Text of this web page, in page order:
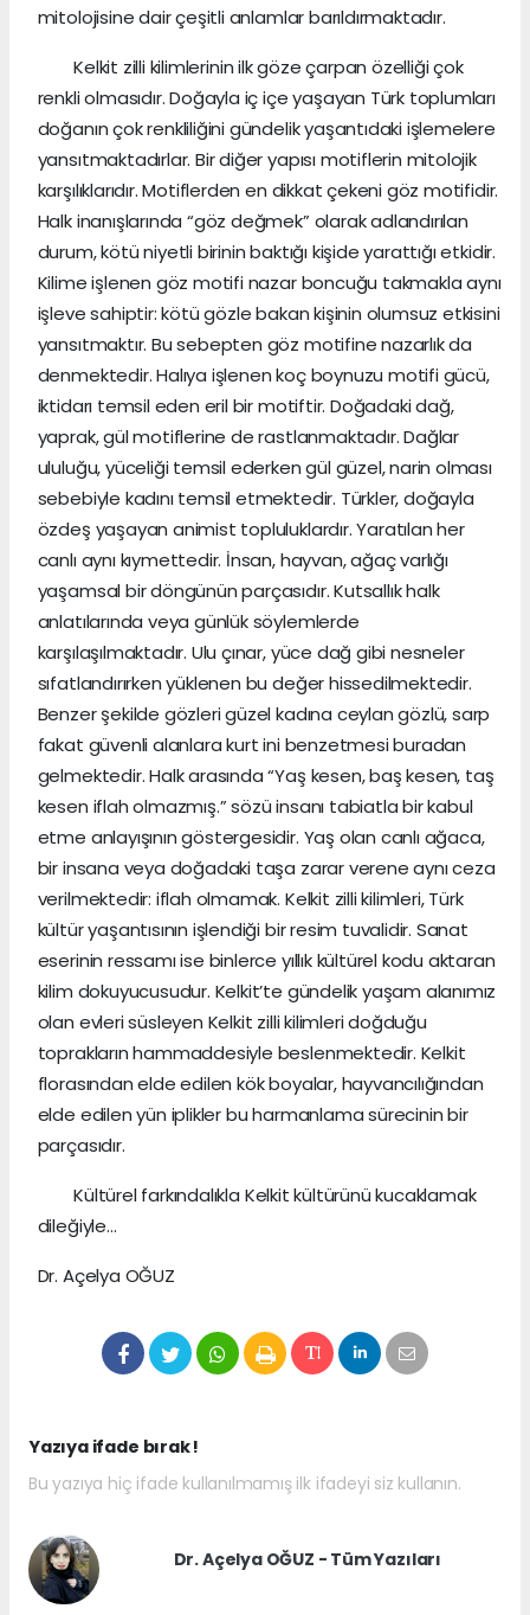
mitolojisine dair çeşitli anlamlar barıldırmaktadır.
Kelkit zilli kilimlerinin ilk göze çarpan özelliği çok
renkli olmasıdır. Doğayla iç içe yaşayan Türk toplumları
doğanın çok renkliliğini gündelik yaşantıdaki işlemelere
yansıtmaktadırlar. Bir diğer yapısı motiflerin mitolojik
karşılıklarıdır. Motiflerden en dikkat çekeni göz motifidir.
Halk inanışlarında “göz değmek” olarak adlandırılan
durum, kötü niyetli birinin baktığı kişide yarattığı etkidir.
Kilime işlenen göz motifi nazar boncuğu takmakla aynı
işleve sahiptir: kötü gözle bakan kişinin olumsuz etkisini
yansıtmaktır. Bu sebepten göz motifine nazarlık da
denmektedir. Halıya işlenen koç boynuzu motifi gücü,
iktidarı temsil eden eril bir motiftir. Doğadaki dağ,
yaprak, gül motiflerine de rastlanmaktadır. Dağlar
ululuğu, yüceliği temsil ederken gül güzel, narin olması
sebebiyle kadını temsil etmektedir. Türkler, doğayla
özdeş yaşayan animist topluluklardır. Yaratılan her
canlı aynı kıymettedir. İnsan, hayvan, ağaç varlığı
yaşamsal bir döngünün parçasıdır. Kutsallık halk
anlatılarında veya günlük söylemlerde
karşılaşılmaktadır. Ulu çınar, yüce dağ gibi nesneler
sıfatlandırırken yüklenen bu değer hissedilmektedir.
Benzer şekilde gözleri güzel kadına ceylan gözlü, sarp
fakat güvenli alanlara kurt ini benzetmesi buradan
gelmektedir. Halk arasında “Yaş kesen, baş kesen, taş
kesen iflah olmazmış.” sözü insanı tabiatla bir kabul
etme anlayışının göstergesidir. Yaş olan canlı ağaca,
bir insana veya doğadaki taşa zarar verene aynı ceza
verilmektedir: iflah olmamak. Kelkit zilli kilimleri, Türk
kültür yaşantısının işlendiği bir resim tuvalidir. Sanat
eserinin ressamı ise binlerce yıllık kültürel kodu aktaran
kilim dokuyucusudur. Kelkit’te gündelik yaşam alanımız
olan evleri süsleyen Kelkit zilli kilimleri doğduğu
toprakların hammaddesiyle beslenmektedir. Kelkit
florasından elde edilen kök boyalar, hayvancılığından
elde edilen yün iplikler bu harmanlama sürecinin bir
parçasıdır.
Kültürel farkındalıkla Kelkit kültürünü kucaklamak
dileğiyle…
Dr. Açelya OĞUZ
Yazıya ifade bırak !
Bu yazıya hiç ifade kullanılmamış ilk ifadeyi siz kullanın.
Dr. Açelya OĞUZ - Tüm Yazıları